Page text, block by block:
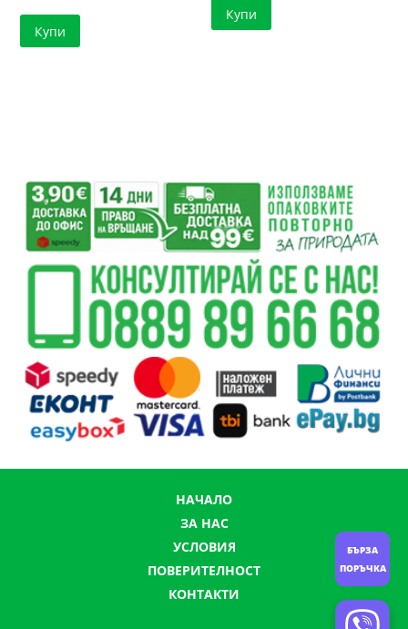
Купи
Купи
НАЧАЛО
ЗА НАС
УСЛОВИЯ
ПОВЕРИТЕЛНОСТ
КОНТАКТИ
БЪРЗА
ПОРЪЧКА